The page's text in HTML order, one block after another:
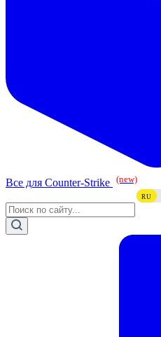
Все для Counter-Strike (new)
RU